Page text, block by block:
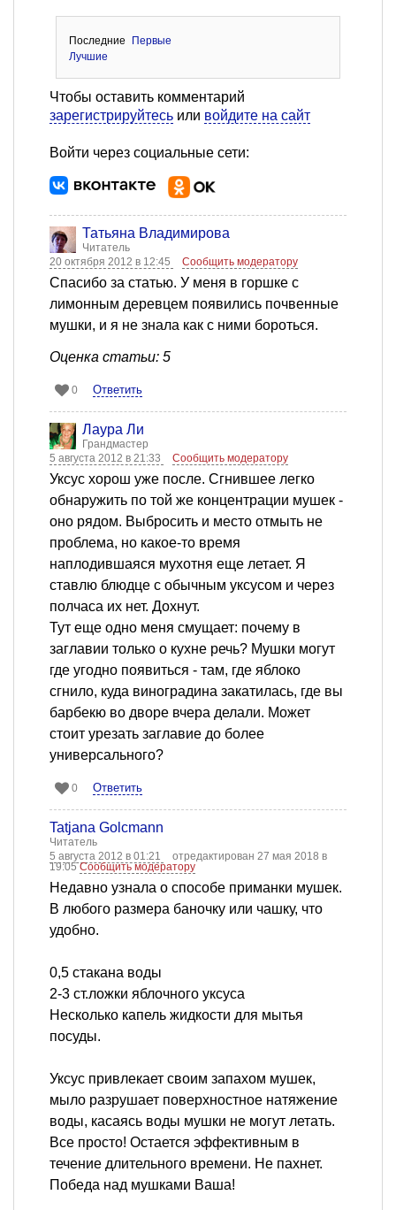
Последние
Первые
Лучшие
Чтобы оставить комментарий
зарегистрируйтесь или войдите на сайт
Войти через социальные сети:
Татьяна Владимирова
Читатель
20 октября 2012 в 12:45
Сообщить модератору
Спасибо за статью. У меня в горшке с
лимонным деревцем появились почвенные
мушки, и я не знала как с ними бороться.
Оценка статьи: 5
0 Ответить
Лаура Ли
Грандмастер
5 августа 2012 в 21:33
Сообщить модератору
Уксус хорош уже после. Сгнившее легко
обнаружить по той же концентрации мушек -
оно рядом. Выбросить и место отмыть не
проблема, но какое-то время
наплодившаяся мухотня еще летает. Я
ставлю блюдце с обычным уксусом и через
полчаса их нет. Дохнут.
Тут еще одно меня смущает: почему в
заглавии только о кухне речь? Мушки могут
где угодно появиться - там, где яблоко
сгнило, куда виноградина закатилась, где вы
барбекю во дворе вчера делали. Может
стоит урезать заглавие до более
универсального?
0 Ответить
Tatjana Golcmann
Читатель
5 августа 2012 в 01:21
отредактирован 27 мая 2018 в
19:05Сообщить модератору
Недавно узнала о способе приманки мушек.
В любого размера баночку или чашку, что
удобно.
0,5 стакана воды
2-3 ст.ложки яблочного уксуса
Несколько капель жидкости для мытья
посуды.
Уксус привлекает своим запахом мушек,
мыло разрушает поверхностное натяжение
воды, касаясь воды мушки не могут летать.
Все просто! Остается эффективным в
течение длительного времени. Не пахнет.
Победа над мушками Ваша!